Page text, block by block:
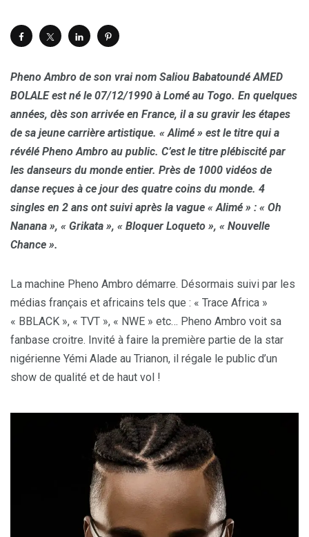
Pheno Ambro de son vrai nom Saliou Babatoundé AMED
BOLALE est né le 07/12/1990 à Lomé au Togo. En quelques
années, dès son arrivée en France, il a su gravir les étapes
de sa jeune carrière artistique. « Alimé » est le titre qui a
révélé Pheno Ambro au public. C’est le titre plébiscité par
les danseurs du monde entier. Près de 1000 vidéos de
danse reçues à ce jour des quatre coins du monde. 4
singles en 2 ans ont suivi après la vague « Alimé » : « Oh
Nanana », « Grikata », « Bloquer Loqueto », « Nouvelle
Chance ».
La machine Pheno Ambro démarre. Désormais suivi par les
médias français et africains tels que : « Trace Africa »
« BBLACK », « TVT », « NWE » etc… Pheno Ambro voit sa
fanbase croitre. Invité à faire la première partie de la star
nigérienne Yémi Alade au Trianon, il régale le public d’un
show de qualité et de haut vol !